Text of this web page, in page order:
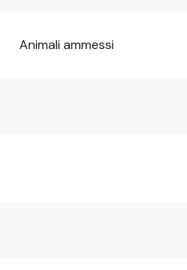
Animali ammessi